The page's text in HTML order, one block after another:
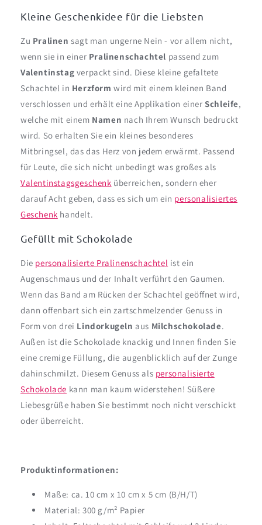
Kleine Geschenkidee für die Liebsten
Zu Pralinen sagt man ungerne Nein - vor allem nicht,
wenn sie in einer Pralinenschachtel passend zum
Valentinstag verpackt sind. Diese kleine gefaltete
Schachtel in Herzform wird mit einem kleinen Band
verschlossen und erhält eine Applikation einerSchleife,
welche mit einem Namen nach Ihrem Wunsch bedruckt
wird. So erhalten Sie ein kleines besonderes
Mitbringsel, das das Herz von jedem erwärmt. Passend
für Leute, die sich nicht unbedingt was großes als
Valentinstagsgeschenk überreichen, sondern eher
darauf Acht geben, dass es sich um ein personalisiertes
Geschenk handelt.
Gefüllt mit Schokolade
Die personalisierte Pralinenschachtel ist ein
Augenschmaus und der Inhalt verführt den Gaumen.
Wenn das Band am Rücken der Schachtel geöffnet wird,
dann offenbart sich ein zartschmelzender Genuss in
Form von drei Lindorkugeln aus Milchschokolade.
Außen ist die Schokolade knackig und Innen finden Sie
eine cremige Füllung, die augenblicklich auf der Zunge
dahinschmilzt. Diesem Genuss als personalisierte
Schokolade kann man kaum widerstehen! Süßere
Liebesgrüße haben Sie bestimmt noch nicht verschickt
oder überreicht.
Produktinformationen:
Maße: ca. 10 cm x 10 cm x 5 cm (B/H/T)
Material: 300 g/m² Papier